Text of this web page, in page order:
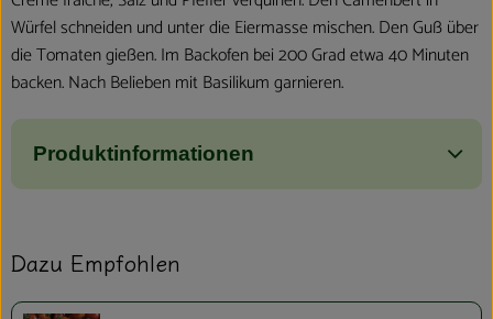
Würfel schneiden und unter die Eiermasse mischen. Den Guß über
die Tomaten gießen. Im Backofen bei 200 Grad etwa 40 Minuten
backen. Nach Belieben mit Basilikum garnieren.
Produktinformationen
Dazu Empfohlen